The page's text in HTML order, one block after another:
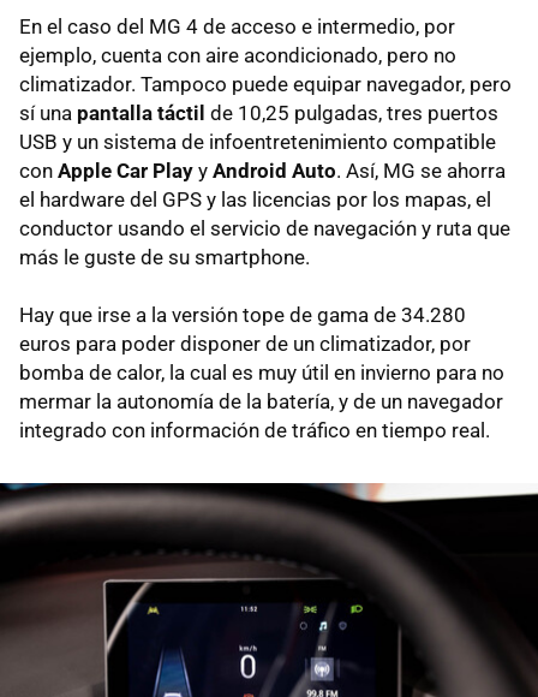
En el caso del MG 4 de acceso e intermedio, por
ejemplo, cuenta con aire acondicionado, pero no
climatizador. Tampoco puede equipar navegador, pero
sí una pantalla táctil de 10,25 pulgadas, tres puertos
USB y un sistema de infoentretenimiento compatible
con Apple Car Play y Android Auto. Así, MG se ahorra
el hardware del GPS y las licencias por los mapas, el
conductor usando el servicio de navegación y ruta que
más le guste de su smartphone.
Hay que irse a la versión tope de gama de 34.280
euros para poder disponer de un climatizador, por
bomba de calor, la cual es muy útil en invierno para no
mermar la autonomía de la batería, y de un navegador
integrado con información de tráfico en tiempo real.